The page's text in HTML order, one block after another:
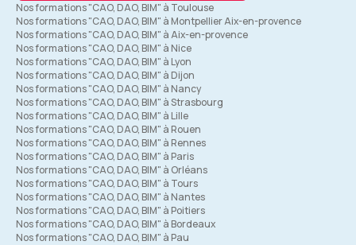
Nos formations "CAO, DAO, BIM" à Toulouse
Nos formations "CAO, DAO, BIM" à Montpellier Aix-en-provence
Nos formations "CAO, DAO, BIM" à Aix-en-provence
Nos formations "CAO, DAO, BIM" à Nice
Nos formations "CAO, DAO, BIM" à Lyon
Nos formations "CAO, DAO, BIM" à Dijon
Nos formations "CAO, DAO, BIM" à Nancy
Nos formations "CAO, DAO, BIM" à Strasbourg
Nos formations "CAO, DAO, BIM" à Lille
Nos formations "CAO, DAO, BIM" à Rouen
Nos formations "CAO, DAO, BIM" à Rennes
Nos formations "CAO, DAO, BIM" à Paris
Nos formations "CAO, DAO, BIM" à Orléans
Nos formations "CAO, DAO, BIM" à Tours
Nos formations "CAO, DAO, BIM" à Nantes
Nos formations "CAO, DAO, BIM" à Poitiers
Nos formations "CAO, DAO, BIM" à Bordeaux
Nos formations "CAO, DAO, BIM" à Pau